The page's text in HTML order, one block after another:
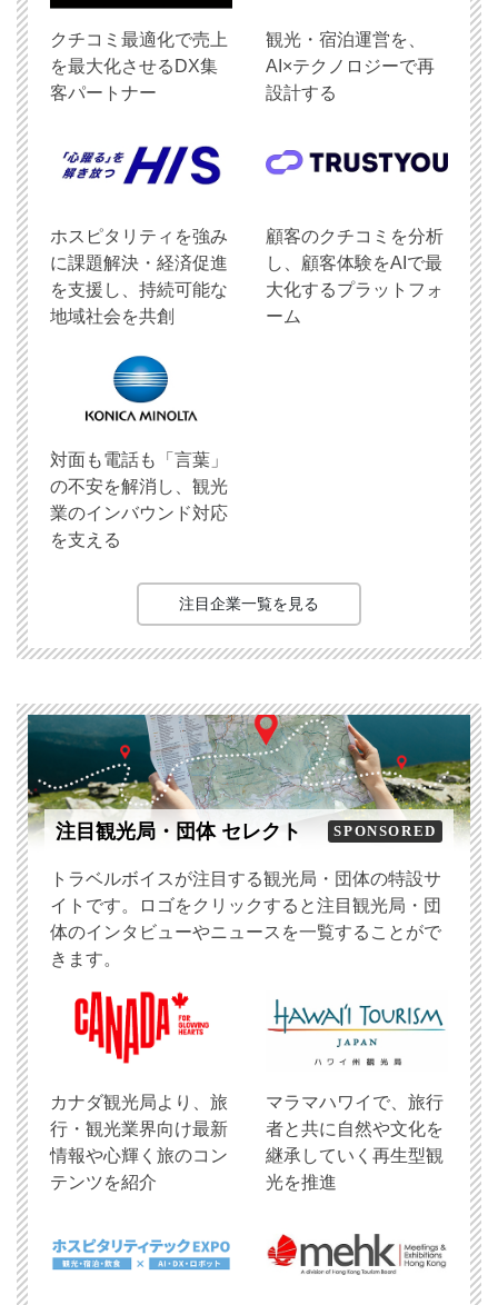
クチコミ最適化で売上
を最大化させるDX集
客パートナー
観光・宿泊運営を、
AI×テクノロジーで再
設計する
ホスピタリティを強み
に課題解決・経済促進
を支援し、持続可能な
地域社会を共創
顧客のクチコミを分析
し、顧客体験をAIで最
大化するプラットフォ
ーム
対面も電話も「言葉」
の不安を解消し、観光
業のインバウンド対応
を支える
注目企業一覧を見る
注目観光局・団体 セレクト SPONSORED
トラベルボイスが注目する観光局・団体の特設サ
イトです。ロゴをクリックすると注目観光局・団
体のインタビューやニュースを一覧することがで
きます。
​カナダ観光局より、旅
行・観光業界向け最新
情報や心輝く旅のコン
テンツを紹介
マラマハワイで、旅行
者と共に自然や文化を
継承していく再生型観
光を推進